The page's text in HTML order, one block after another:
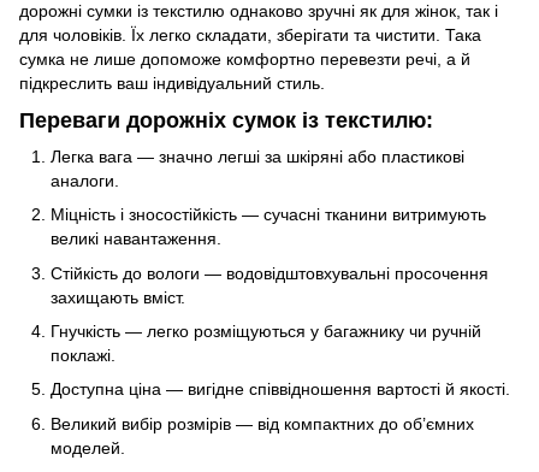
дорожні сумки із текстилю однаково зручні як для жінок, так і
для чоловіків. Їх легко складати, зберігати та чистити. Така
сумка не лише допоможе комфортно перевезти речі, а й
підкреслить ваш індивідуальний стиль.
Переваги дорожніх сумок із текстилю:
Легка вага — значно легші за шкіряні або пластикові
аналоги.
Міцність і зносостійкість — сучасні тканини витримують
великі навантаження.
Стійкість до вологи — водовідштовхувальні просочення
захищають вміст.
Гнучкість — легко розміщуються у багажнику чи ручній
поклажі.
Доступна ціна — вигідне співвідношення вартості й якості.
Великий вибір розмірів — від компактних до об’ємних
моделей.